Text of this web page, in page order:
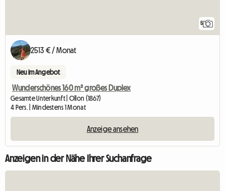
5
2513 € / Monat
Neu im Angebot
Wunderschönes 160 m² großes Duplex
Gesamte Unterkunft | Ollon (1867)
4 Pers. | Mindestens 1 Monat
Anzeige ansehen
Anzeigen in der Nähe Ihrer Suchanfrage